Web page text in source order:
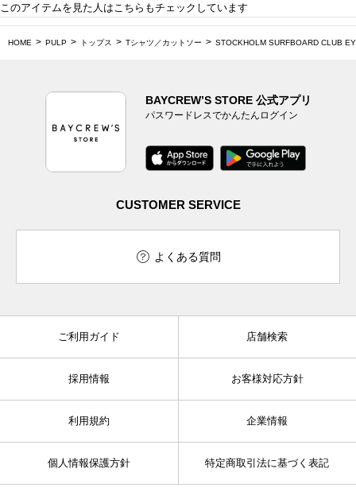
このアイテムを見た人はこちらもチェックしています
HOME PULP トップス Tシャツ／カットソー STOCKHOLM SURFBOARD CLUB
BAYCREW’S STORE 公式アプリ
パスワードレスでかんたんログイン
CUSTOMER SERVICE
よくある質問
ご利用ガイド 店舗検索
採用情報 お客様対応方針
利用規約 企業情報
個人情報保護方針 特定商取引法に基づく表記